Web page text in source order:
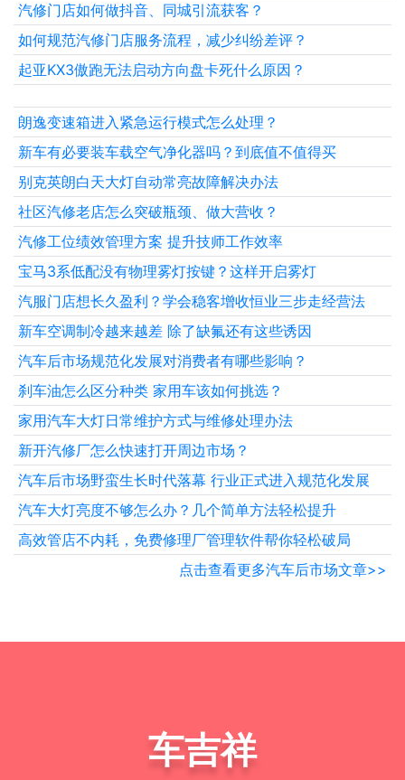
汽修门店如何做抖音、同城引流获客？
如何规范汽修门店服务流程，减少纠纷差评？
起亚KX3傲跑无法启动方向盘卡死什么原因？
朗逸变速箱进入紧急运行模式怎么处理？
新车有必要装车载空气净化器吗？到底值不值得买
别克英朗白天大灯自动常亮故障解决办法
社区汽修老店怎么突破瓶颈、做大营收？
汽修工位绩效管理方案 提升技师工作效率
宝马3系低配没有物理雾灯按键？这样开启雾灯
汽服门店想长久盈利？学会稳客增收恒业三步走经营法
新车空调制冷越来越差 除了缺氟还有这些诱因
汽车后市场规范化发展对消费者有哪些影响？
刹车油怎么区分种类 家用车该如何挑选？
家用汽车大灯日常维护方式与维修处理办法
新开汽修厂怎么快速打开周边市场？
汽车后市场野蛮生长时代落幕 行业正式进入规范化发展
汽车大灯亮度不够怎么办？几个简单方法轻松提升
高效管店不内耗，免费修理厂管理软件帮你轻松破局
点击查看更多汽车后市场文章>>
车吉祥